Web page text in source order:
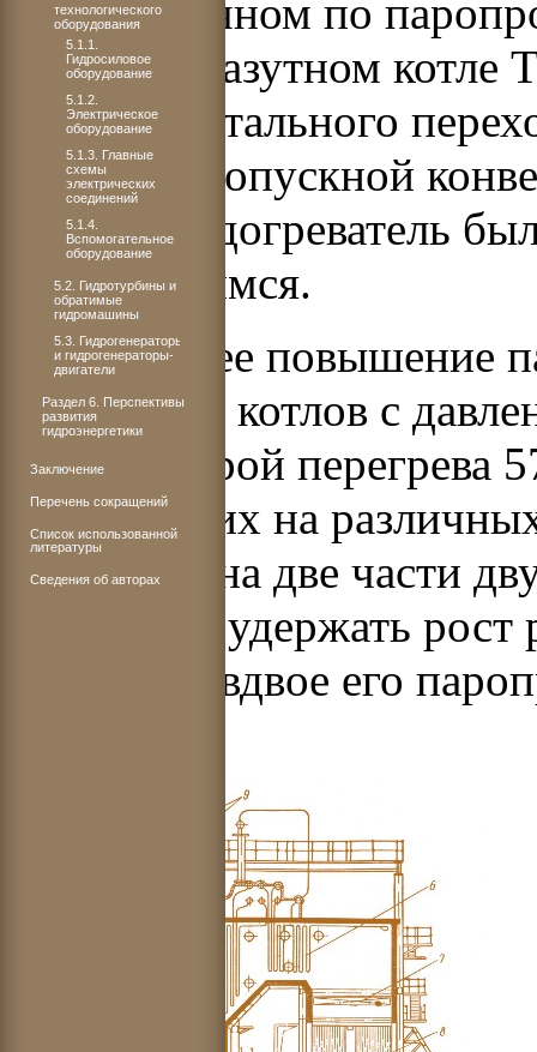
В аналогичном по
пара газомазутном
от горизонтального
камерой и опускной
воздухоподогреватель
вращающимся.
Дальнейшее повышение
разработке котлов с
температурой
работающих на
разделена на две части
позволило удержать
примерно вдвое его
технологического
оборудования
5.1.1.
Гидросиловое
оборудование
5.1.2.
Электрическое
оборудование
5.1.3. Главные
схемы
электрических
соединений
5.1.4.
Вспомогательное
оборудование
5.2. Гидротурбины и
обратимые
гидромашины
5.3. Гидрогенераторы
и гидрогенераторы-
двигатели
Раздел 6. Перспективы
развития
гидроэнергетики
Заключение
Перечень сокращений
Список использованной
литературы
Сведения об авторах